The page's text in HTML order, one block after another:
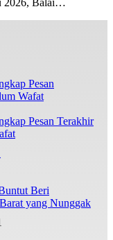
2026, Balai…
Pesan Terakhir
Beri
yang Nunggak